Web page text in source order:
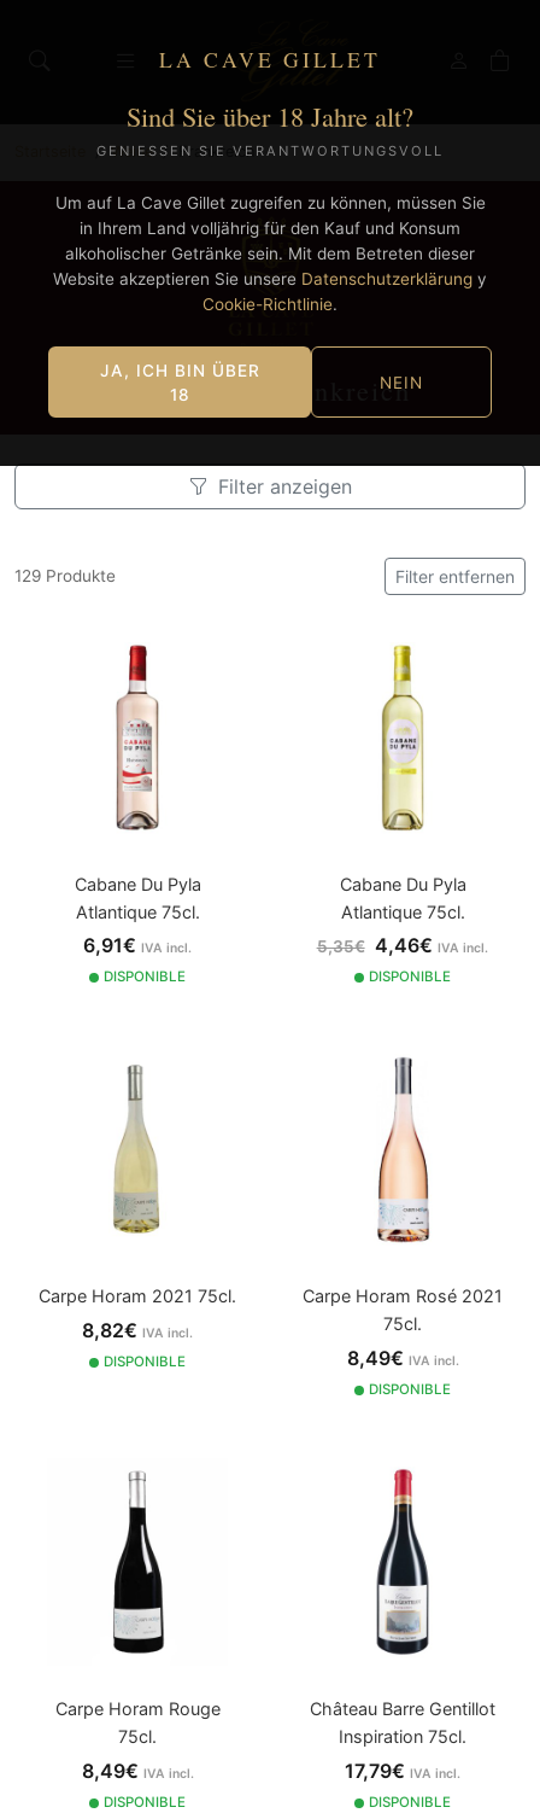
LA CAVE GILLET
Sind Sie über 18 Jahre alt?
GENIESSEN SIE VERANTWORTUNGSVOLL
Um auf La Cave Gillet zugreifen zu können, müssen Sie
in Ihrem Land volljährig für den Kauf und Konsum
alkoholischer Getränke sein. Mit dem Betreten dieser
Website akzeptieren Sie unsere Datenschutzerklärung y
Cookie-Richtlinie.
JA, ICH BIN ÜBER
18
NEIN
Weine Frankreich
Weine aus Frankreich
Filter anzeigen
129 Produkte Filter entfernen
Cabane Du Pyla
Atlantique 75cl.
6,91€ IVA incl.
DISPONIBLE
Cabane Du Pyla
Atlantique 75cl.
5,35€ 4,46€IVA incl.
DISPONIBLE
Carpe Horam 2021 75cl.
8,82€ IVA incl.
DISPONIBLE
Carpe Horam Rosé 2021
75cl.
8,49€ IVA incl.
DISPONIBLE
Carpe Horam Rouge
75cl.
8,49€ IVA incl.
DISPONIBLE
Château Barre Gentillot
Inspiration 75cl.
17,79€ IVA incl.
DISPONIBLE